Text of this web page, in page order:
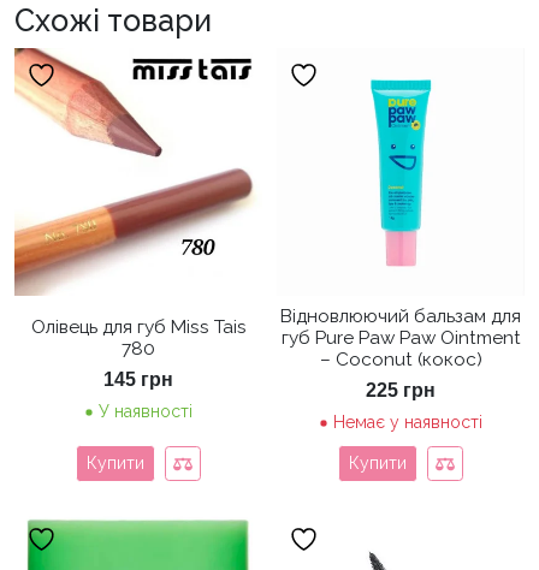
Схожі товари
Олівець для губ Miss Tais
780
145 грн
У наявності
Купити
Відновлюючий бальзам для
губ Pure Paw Paw Ointment
– Coconut (кокос)
225 грн
Немає у наявності
Купити